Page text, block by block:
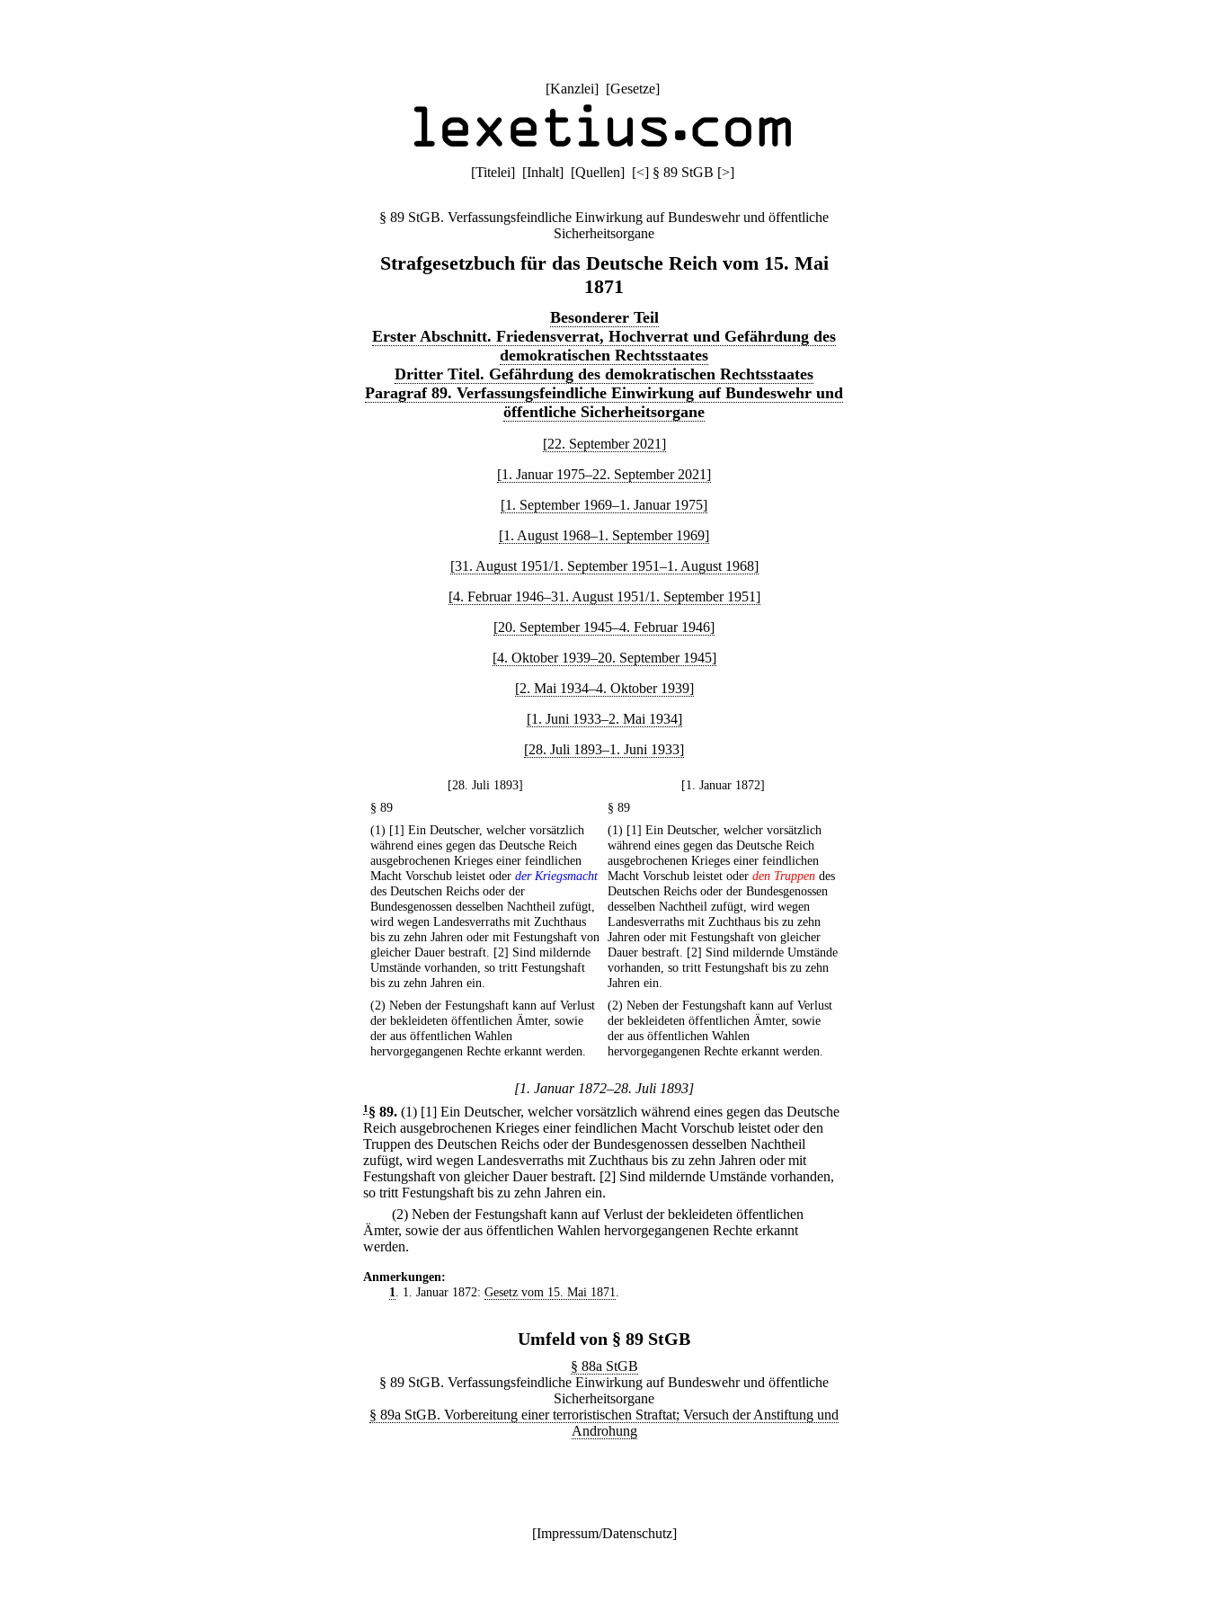
[Kanzlei] [Gesetze]
[Titelei] [Inhalt] [Quellen] [<] § 89 StGB [>]
§ 89 StGB. Verfassungsfeindliche Einwirkung auf Bundeswehr und öffentliche
Sicherheitsorgane
Strafgesetzbuch für das Deutsche Reich vom 15. Mai
1871
Besonderer Teil
Erster Abschnitt. Friedensverrat, Hochverrat und Gefährdung des
demokratischen Rechtsstaates
Dritter Titel. Gefährdung des demokratischen Rechtsstaates
Paragraf 89. Verfassungsfeindliche Einwirkung auf Bundeswehr und
öffentliche Sicherheitsorgane
[22. September 2021]
[1. Januar 1975–22. September 2021]
[1. September 1969–1. Januar 1975]
[1. August 1968–1. September 1969]
[31. August 1951/1. September 1951–1. August 1968]
[4. Februar 1946–31. August 1951/1. September 1951]
[20. September 1945–4. Februar 1946]
[4. Oktober 1939–20. September 1945]
[2. Mai 1934–4. Oktober 1939]
[1. Juni 1933–2. Mai 1934]
[28. Juli 1893–1. Juni 1933]
[28. Juli 1893]
[1. Januar 1872]
§ 89
§ 89
(1) [1] Ein Deutscher, welcher vorsätzlich
während eines gegen das Deutsche Reich
ausgebrochenen Krieges einer feindlichen
Macht Vorschub leistet oder der Kriegsmacht
des Deutschen Reichs oder der
Bundesgenossen desselben Nachtheil zufügt,
wird wegen Landesverraths mit Zuchthaus
bis zu zehn Jahren oder mit Festungshaft von
gleicher Dauer bestraft. [2] Sind mildernde
Umstände vorhanden, so tritt Festungshaft
bis zu zehn Jahren ein.
(1) [1] Ein Deutscher, welcher vorsätzlich
während eines gegen das Deutsche Reich
ausgebrochenen Krieges einer feindlichen
Macht Vorschub leistet oder den Truppen des
Deutschen Reichs oder der Bundesgenossen
desselben Nachtheil zufügt, wird wegen
Landesverraths mit Zuchthaus bis zu zehn
Jahren oder mit Festungshaft von gleicher
Dauer bestraft. [2] Sind mildernde Umstände
vorhanden, so tritt Festungshaft bis zu zehn
Jahren ein.
(2) Neben der Festungshaft kann auf Verlust
der bekleideten öffentlichen Ämter, sowie
der aus öffentlichen Wahlen
hervorgegangenen Rechte erkannt werden.
(2) Neben der Festungshaft kann auf Verlust
der bekleideten öffentlichen Ämter, sowie
der aus öffentlichen Wahlen
hervorgegangenen Rechte erkannt werden.
[1. Januar 1872–28. Juli 1893]
1§ 89. (1) [1] Ein Deutscher, welcher vorsätzlich während eines gegen das Deutsche
Reich ausgebrochenen Krieges einer feindlichen Macht Vorschub leistet oder den
Truppen des Deutschen Reichs oder der Bundesgenossen desselben Nachtheil
zufügt, wird wegen Landesverraths mit Zuchthaus bis zu zehn Jahren oder mit
Festungshaft von gleicher Dauer bestraft. [2] Sind mildernde Umstände vorhanden,
so tritt Festungshaft bis zu zehn Jahren ein.
(2) Neben der Festungshaft kann auf Verlust der bekleideten öffentlichen
Ämter, sowie der aus öffentlichen Wahlen hervorgegangenen Rechte erkannt
werden.
Anmerkungen:
1
. 1. Januar 1872: Gesetz vom 15. Mai 1871
Umfeld von § 89 StGB
§ 88a StGB
§ 89 StGB. Verfassungsfeindliche Einwirkung auf Bundeswehr und öffentliche
Sicherheitsorgane
§ 89a StGB. Vorbereitung einer terroristischen Straftat; Versuch der Anstiftung und
Androhung
[Impressum/Datenschutz]